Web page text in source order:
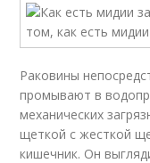
Раковины
промывают в
механических
щеткой с жесткой
кишечник. Он